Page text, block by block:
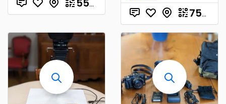
550.00 €
750.00